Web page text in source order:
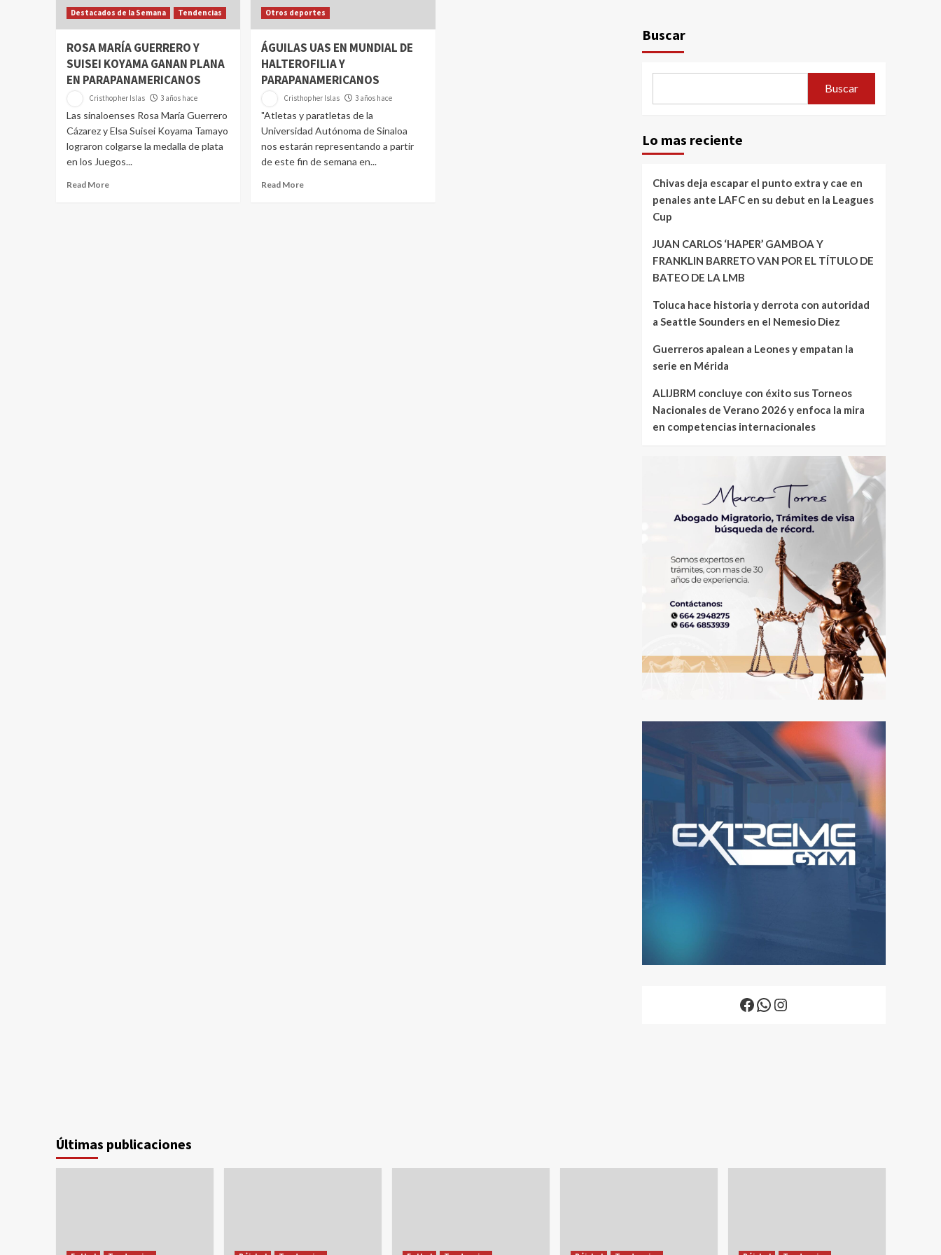
Destacados de la Semana Tendencias
ROSA MARÍA GUERRERO Y
SUISEI KOYAMA GANAN PLANA
EN PARAPANAMERICANOS
Cristhopher Islas 3 años hace
Las sinaloenses Rosa María Guerrero
Cázarez y Elsa Suisei Koyama Tamayo
lograron colgarse la medalla de plata
en los Juegos...
Read More
Otros deportes
ÁGUILAS UAS EN MUNDIAL DE
HALTEROFILIA Y
PARAPANAMERICANOS
Cristhopher Islas 3 años hace
"Atletas y paratletas de la
Universidad Autónoma de Sinaloa
nos estarán representando a partir
de este fin de semana en...
Read More
Buscar
Buscar
Lo mas reciente
Chivas deja escapar el punto extra y cae en
penales ante LAFC en su debut en la Leagues
Cup
JUAN CARLOS ‘HAPER’ GAMBOA Y
FRANKLIN BARRETO VAN POR EL TÍTULO DE
BATEO DE LA LMB
Toluca hace historia y derrota con autoridad
a Seattle Sounders en el Nemesio Diez
Guerreros apalean a Leones y empatan la
serie en Mérida
ALIJBRM concluye con éxito sus Torneos
Nacionales de Verano 2026 y enfoca la mira
en competencias internacionales
Facebook
WhatsApp
Instagram
Últimas publicaciones